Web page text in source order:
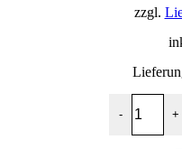
zzgl.
-
Paulaner
+